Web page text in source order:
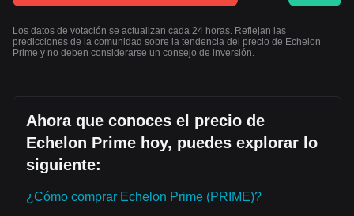
Los datos de votación se actualizan cada 24 horas. Reflejan las
predicciones de la comunidad sobre la tendencia del precio de Echelon
Prime y no deben considerarse un consejo de inversión.
Ahora que conoces el precio de
Echelon Prime hoy, puedes explorar lo
siguiente:
¿Cómo comprar Echelon Prime (PRIME)?